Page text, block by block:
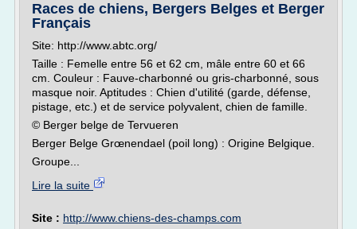
Races de chiens, Bergers Belges et Berger
Français
Site: http://www.abtc.org/
Taille : Femelle entre 56 et 62 cm, mâle entre 60 et 66
cm. Couleur : Fauve-charbonné ou gris-charbonné, sous
masque noir. Aptitudes : Chien d'utilité (garde, défense,
pistage, etc.) et de service polyvalent, chien de famille.
© Berger belge de Tervueren
Berger Belge Grœnendael (poil long) : Origine Belgique.
Groupe...
Lire la suite
Site : http://www.chiens-des-champs.com